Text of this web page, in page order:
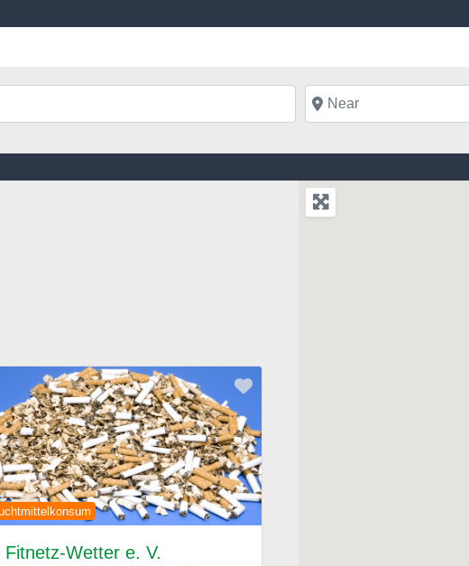
Near
Favorite
Previous Next
Fitnetz-Wetter e. V.